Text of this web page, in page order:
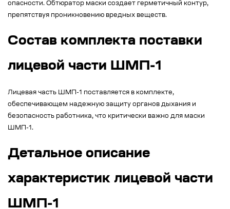
опасности. Обтюратор маски создает герметичный контур,
препятствуя проникновению вредных веществ.
Состав комплекта поставки
лицевой части ШМП-1
Лицевая часть ШМП-1 поставляется в комплекте,
обеспечивающем надежную защиту органов дыхания и
безопасность работника, что критически важно для маски
ШМП-1.
Детальное описание
характеристик лицевой части
ШМП-1